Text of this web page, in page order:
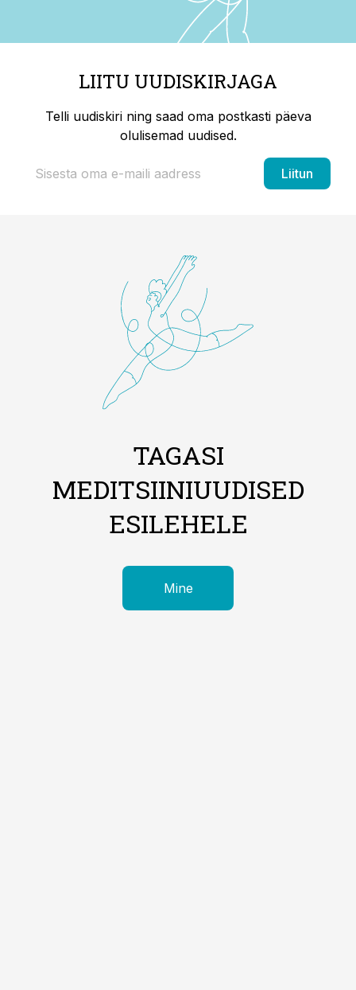
LIITU UUDISKIRJAGA
Telli uudiskiri ning saad oma postkasti päeva
olulisemad uudised.
Liitun
TAGASI
MEDITSIINIUUDISED
ESILEHELE
Mine